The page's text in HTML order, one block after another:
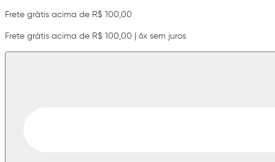
Frete grátis acima de R$ 100,00
Frete grátis acima de R$ 100,00 | 6x sem juros